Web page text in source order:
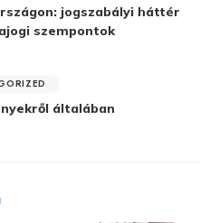
jogszabályi háttér
szempontok
általában